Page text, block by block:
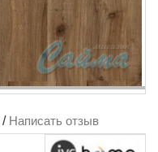
/ Написать отзыв